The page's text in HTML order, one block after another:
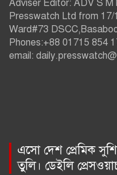
Adviser Editor: ADV S M
Presswatch Ltd from 17/
Ward#73
Phones:+88 01715 854
email:
এসো দেশ প্রেমিক
তুলি। ডেইলি